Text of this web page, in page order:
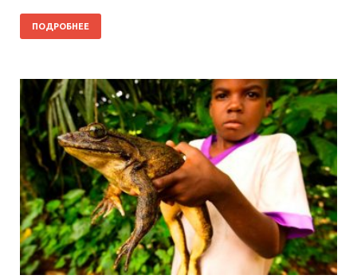
ПОДРОБНЕЕ